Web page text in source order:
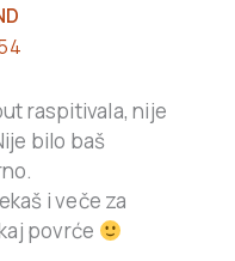
raspitivala, nije
bilo baš
i veče za
povrće